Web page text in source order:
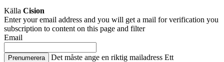
Källa Cision
Enter your email address and you will get a mail for verification you
subscription to content on this page and filter
Email
Prenumerera Det måste ange en riktig mailadress Ett